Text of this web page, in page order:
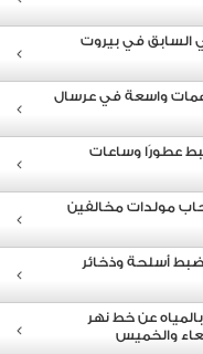
السابق في بيروت
واسعة في عرسال
عطورًا وساعات
شخصًا ويضبط أسلحة وذخائر
عن خط نهر
والخميس